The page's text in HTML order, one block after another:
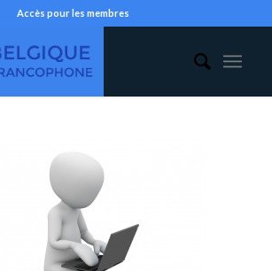
Accès pour les membres